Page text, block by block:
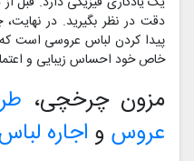
دقت در نظر بگیرید. در
پیدا کردن لباس عروسی است که
خاص خود احساس زیبایی و
مزون چرخچی،
عروس و اجاره